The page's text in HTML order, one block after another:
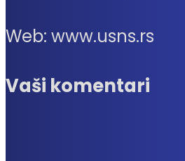
Web: www.usns.rs
Vaši komentari